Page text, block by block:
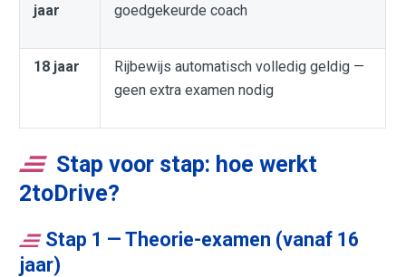
jaar
goedgekeurde coach
18 jaar
Rijbewijs automatisch volledig geldig —
geen extra examen nodig
Stap voor stap: hoe werkt
2toDrive?
Stap 1 — Theorie-examen (vanaf 16
jaar)